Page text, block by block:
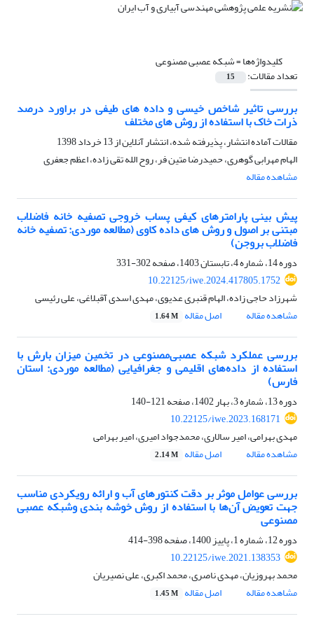
کلیدواژه‌ها =شبکه عصبی مصنوعی
تعداد مقالات: 15
بررسی تاثیر شاخص خیسی و داده های طیفی در براورد درصد
ذرات خاک با استفاده از روش های مختلف
مقالات آماده انتشار، پذیرفته شده، انتشار آنلاین از13 خرداد 1398
الهام مهرابی گوهری، حمیدرضا متین فر، روح الله تقی زاده، اعظم جعفری
مشاهده مقاله
پیش بینی پارامترهای کیفی پساب خروجی تصفیه خانه فاضلاب
مبتنی بر اصول و روش های داده کاوی (مطالعه موردی: تصفیه خانه
فاضلاب بروجن)
دوره 14، شماره 4، تابستان 1403، صفحه
302-331
10.22125/iwe.2024.417805.1752
شهرزاد حاجی زاده، الهام قنبری عدیوی، مهدی اسدی آقبلاغی، علی رئیسی
مشاهده مقاله
اصل مقاله 1.64 M
بررسی عملکرد شبکه عصبی‌مصنوعی در تخمین میزان بارش با
استفاده از داده‌های اقلیمی و جغرافیایی (مطالعه موردی: استان
فارس)
دوره 13، شماره 3، بهار 1402، صفحه
121-140
10.22125/iwe.2023.168171
مهدی بهرامی، امیر سالاری، محمدجواد امیری، امیر بهرامی
مشاهده مقاله
اصل مقاله 2.14 M
بررسی عوامل موثر بر دقت کنتورهای آب و ارائه رویکردی مناسب
جهت تعویض آن‌ها با استفاده از روش خوشه بندی وشبکه عصبی
مصنوعی
دوره 12، شماره 1، پاییز 1400، صفحه
398-414
10.22125/iwe.2021.138353
محمد بهروزیان، مهدی ناصری، محمد اکبری، علی نصیریان
مشاهده مقاله
اصل مقاله 1.45 M